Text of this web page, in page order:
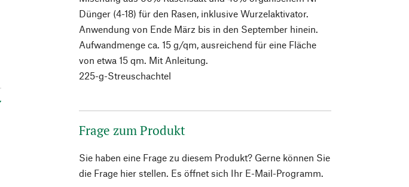
Dünger (4-18) für den Rasen, inklusive Wurzelaktivator.
Anwendung von Ende März bis in den September hinein.
Aufwandmenge ca. 15 g/qm, ausreichend für eine Fläche
von etwa 15 qm. Mit Anleitung.
225-g-Streuschachtel
Frage zum Produkt
Sie haben eine Frage zu diesem Produkt? Gerne können Sie
die Frage hier stellen. Es öffnet sich Ihr E-Mail-Programm.